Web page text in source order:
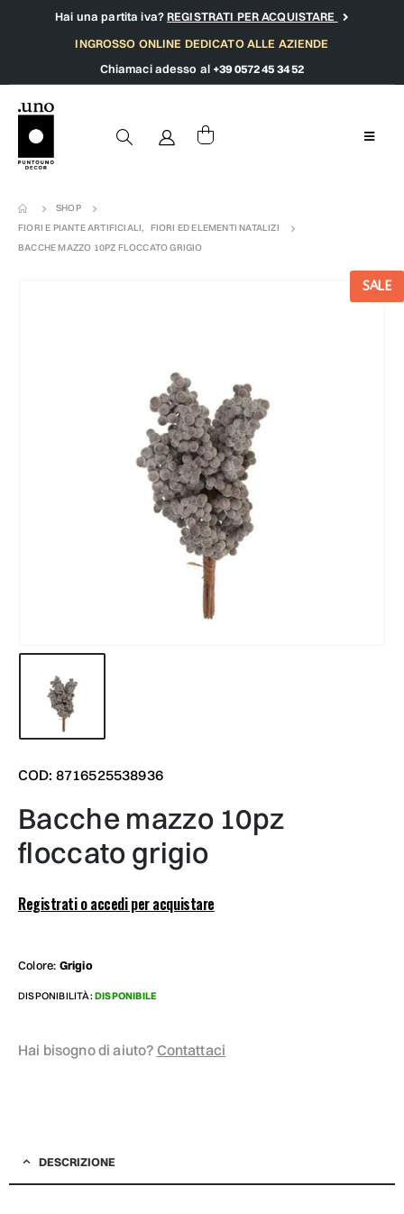
Hai una partita iva?REGISTRATI PER ACQUISTARE
INGROSSO ONLINE DEDICATO ALLE AZIENDE
Chiamaci adesso al +39 0572 45 34 52
SHOP
FIORI E PIANTE ARTIFICIALI,
FIORI ED ELEMENTI NATALIZI
BACCHE MAZZO 10PZ FLOCCATO GRIGIO
SALE
COD: 8716525538936
bacche mazzo 10pz
floccato grigio
Registrati o accedi per acquistare
Colore: Grigio
DISPONIBILITÀ: DISPONIBILE
Hai bisogno di aiuto? Contattaci
DESCRIZIONE